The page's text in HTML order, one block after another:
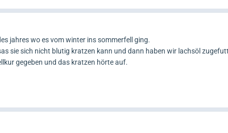
jahres wo es vom winter ins sommerfell ging.
sie sich nicht blutig kratzen kann und dann haben wir lachsöl
gegeben und das kratzen hörte auf.